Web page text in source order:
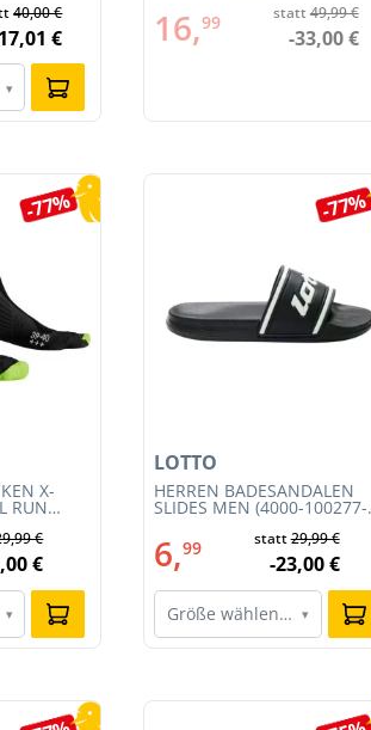
40,00 €
€
▾
16,99 statt49,99 €
-33,00 €
-77%
X-
RUN
€
€
▾
-77%
HERREN BADESANDALEN
SLIDES MEN (4000-100277-
LOTTO
6,99 statt29,99 €
-23,00 €
Größe wählen… ▾